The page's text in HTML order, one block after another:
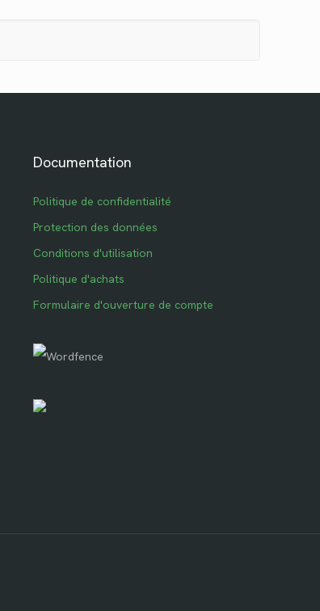
Documentation
Politique de confidentialité
Protection des données
Conditions d'utilisation
Politique d'achats
Formulaire d'ouverture de compte